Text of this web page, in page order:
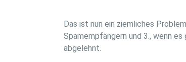
Das ist nun ein ziemliches
Spamempfängern und 3., wenn
abgelehnt.